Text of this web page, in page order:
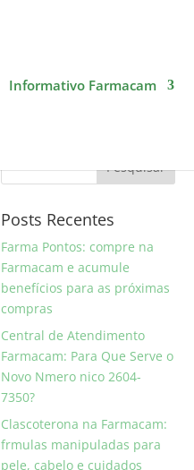
Informativo Farmacam
Posts Recentes
Farma Pontos: compre na
Farmacam e acumule
benefícios para as próximas
compras
Central de Atendimento
Farmacam: Para Que Serve o
Novo Nmero nico 2604-
7350?
Clascoterona na Farmacam:
frmulas manipuladas para
pele, cabelo e cuidados